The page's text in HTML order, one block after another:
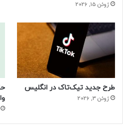
ژوئن 15, 2026
طرح جدید تیک‌تاک در انگلیس
ژوئن 3, 2026